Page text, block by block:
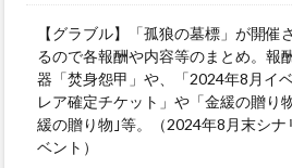
【グラブル】「孤狼の墓標」が開催
るので各報酬や内容等のまとめ。報
器「焚身怨甲」や、「2024年8月イ
レア確定チケット」や「金緩の贈り
緩の贈り物｣等。（2024年8月末シナ
ベント）